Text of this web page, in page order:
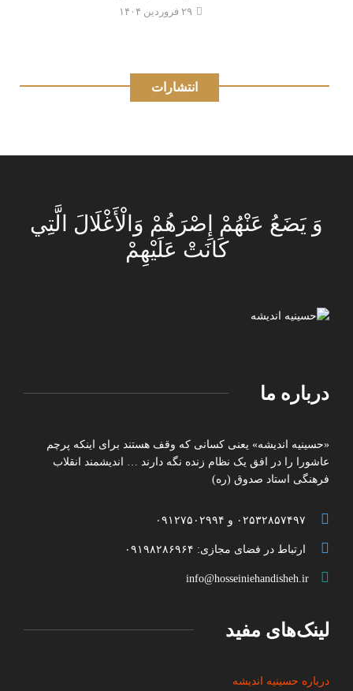
انتشارات
وَ يَضَعُ عَنْهُمْ إِصْرَهُمْ وَالْأَغْلَالَ الَّتِي
كَانَتْ عَلَيْهِمْ
درباره ما
«حسینیه اندیشه» یعنی کسانی که وقف هستند برای اینکه پرچم
عاشورا را در افق یک نظام زنده نگه دارند … اندیشمند انقلاب
فرهنگی استاد صدوق (ره)
ارتباط در فضای مجازی: ۰۹۱۹۸۲۸۶۹۶۴
info@hosseiniehandisheh.ir
لینک‌های مفید
درباره حسینیه اندیشه